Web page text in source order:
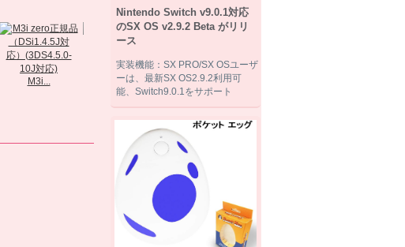
M3i...
DSTTi...
Nintendo Switch v9.0.1対応
のSX OS v2.9.2 Beta がリリ
ース
実装機能：SX PRO/SX OSユーザ
ーは、最新SX OS2.9.2利用可
能、Switch9.0.1をサポート